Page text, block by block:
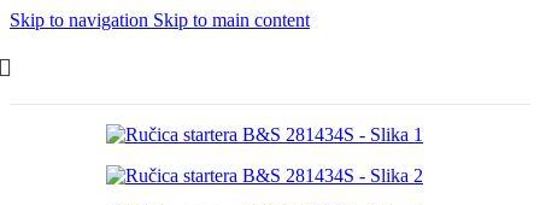
Skip to navigation Skip to main content